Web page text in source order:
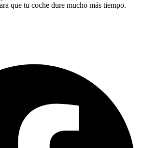
que tu coche dure mucho más tiempo.